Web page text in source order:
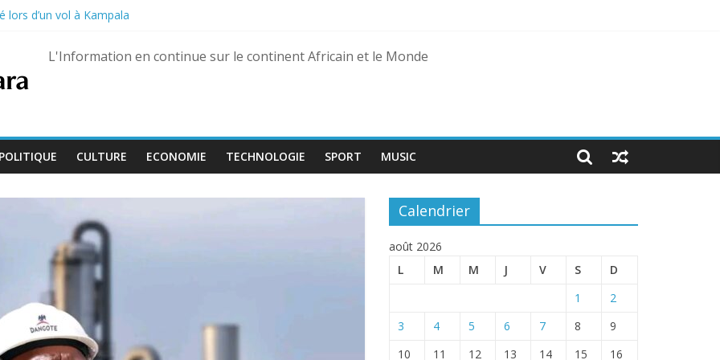
d’un vol à Kampala
des FSR retrouvé à Dubaï
Fily Sissoko – dix ans de réclusion confirmés
avec l’arrivée de quatre magistrats, dont un juge aguerri de Gagal
L'Information en continue sur le continent Africain et le Monde
POLITIQUE CULTURE ECONOMIE TECHNOLOGIE SPORT MUSIC
Calendrier
août 2026
L
M M J V S D
1
2
3
4 5 6 7 8
9
10
11 12 13 14 15
16